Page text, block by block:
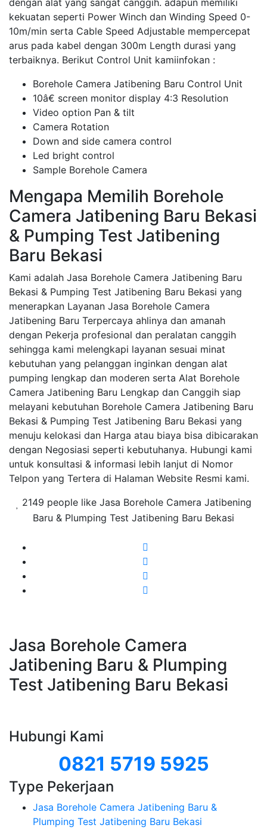
dengan alat yang sangat canggih. adapun memiliki
kekuatan seperti Power Winch dan Winding Speed 0-
10m/min serta Cable Speed Adjustable mempercepat
arus pada kabel dengan 300m Length durasi yang
terbaiknya. Berikut Control Unit kamiinfokan :
Borehole Camera Jatibening Baru Control Unit
10â€ screen monitor display 4:3 Resolution
Video option Pan & tilt
Camera Rotation
Down and side camera control
Led bright control
Sample Borehole Camera
Mengapa Memilih Borehole
Camera Jatibening Baru Bekasi
& Pumping Test Jatibening
Baru Bekasi
Kami adalah Jasa Borehole Camera Jatibening Baru
Bekasi & Pumping Test Jatibening Baru Bekasi yang
menerapkan Layanan Jasa Borehole Camera
Jatibening Baru Terpercaya ahlinya dan amanah
dengan Pekerja profesional dan peralatan canggih
sehingga kami melengkapi layanan sesuai minat
kebutuhan yang pelanggan inginkan dengan alat
pumping lengkap dan moderen serta Alat Borehole
Camera Jatibening Baru Lengkap dan Canggih siap
melayani kebutuhan Borehole Camera Jatibening Baru
Bekasi & Pumping Test Jatibening Baru Bekasi yang
menuju kelokasi dan Harga atau biaya bisa dibicarakan
dengan Negosiasi seperti kebutuhanya. Hubungi kami
untuk konsultasi & informasi lebih lanjut di Nomor
Telpon yang Tertera di Halaman Website Resmi kami.
2149 people like Jasa Borehole Camera Jatibening
Baru & Plumping Test Jatibening Baru Bekasi
Jasa Borehole Camera
Jatibening Baru & Plumping
Test Jatibening Baru Bekasi
Hubungi Kami
0821 5719 5925
Type Pekerjaan
Jasa Borehole Camera Jatibening Baru &
Plumping Test Jatibening Baru Bekasi